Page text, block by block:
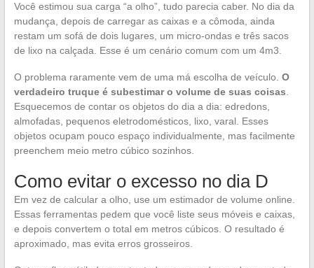
Você estimou sua carga “a olho”, tudo parecia caber. No dia da
mudança, depois de carregar as caixas e a cômoda, ainda
restam um sofá de dois lugares, um micro-ondas e três sacos
de lixo na calçada. Esse é um cenário comum com um 4m3.
O problema raramente vem de uma má escolha de veículo. O
verdadeiro truque é subestimar o volume de suas coisas
Esquecemos de contar os objetos do dia a dia: edredons,
almofadas, pequenos eletrodomésticos, lixo, varal. Esses
objetos ocupam pouco espaço individualmente, mas facilmente
preenchem meio metro cúbico sozinhos.
Como evitar o excesso no dia D
Em vez de calcular a olho, use um estimador de volume online.
Essas ferramentas pedem que você liste seus móveis e caixas,
e depois convertem o total em metros cúbicos. O resultado é
aproximado, mas evita erros grosseiros.